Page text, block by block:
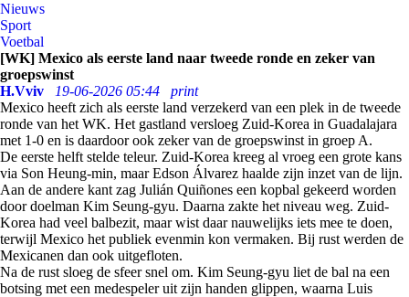
Nieuws
Sport
Voetbal
[WK] Mexico als eerste land naar tweede ronde en zeker van
groepswinst
H.Vviv
19-06-2026 05:44
print
Mexico heeft zich als eerste land verzekerd van een plek in de tweede
ronde van het WK. Het gastland versloeg Zuid-Korea in Guadalajara
met 1-0 en is daardoor ook zeker van de groepswinst in groep A.
De eerste helft stelde teleur. Zuid-Korea kreeg al vroeg een grote kans
via Son Heung-min, maar Edson Álvarez haalde zijn inzet van de lijn.
Aan de andere kant zag Julián Quiñones een kopbal gekeerd worden
door doelman Kim Seung-gyu. Daarna zakte het niveau weg. Zuid-
Korea had veel balbezit, maar wist daar nauwelijks iets mee te doen,
terwijl Mexico het publiek evenmin kon vermaken. Bij rust werden de
Mexicanen dan ook uitgefloten.
Na de rust sloeg de sfeer snel om. Kim Seung-gyu liet de bal na een
botsing met een medespeler uit zijn handen glippen, waarna Luis